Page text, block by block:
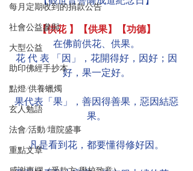
每月定期收到的捐款公告
社會公益參與
大型公益
助印佛經手抄本
點燈/供養蠟燭
玄人勉語
法會/活動/壇院盛事
重點文章
【供花 】【供果】【功德】
在佛前供花、供果。
花 代 表 「因」，花開得好，因好；因
好，果一定好。
果代表「果」，善因得善果，惡因結惡
果。
凡是看到花，都要懂得修好因。